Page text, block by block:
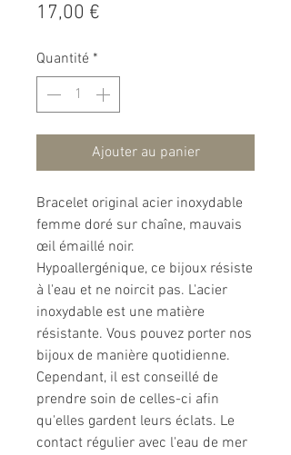
17,00 €
Quantité *
Ajouter au panier
Bracelet original acier inoxydable
femme doré sur chaîne, mauvais
œil émaillé noir.
Hypoallergénique, ce bijoux résiste
à l'eau et ne noircit pas. L'acier
inoxydable est une matière
résistante. Vous pouvez porter nos
bijoux de manière quotidienne.
Cependant, il est conseillé de
prendre soin de celles-ci afin
qu'elles gardent leurs éclats. Le
contact régulier avec l'eau de mer